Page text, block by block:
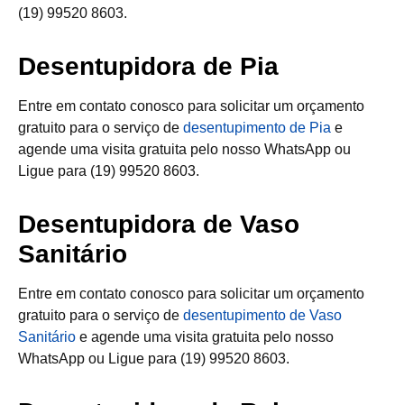
(19) 99520 8603.
Desentupidora de Pia
Entre em contato conosco para solicitar um orçamento
gratuito para o serviço de desentupimento de Pia e
agende uma visita gratuita pelo nosso WhatsApp ou
Ligue para (19) 99520 8603.
Desentupidora de Vaso
Sanitário
Entre em contato conosco para solicitar um orçamento
gratuito para o serviço de desentupimento de Vaso
Sanitário e agende uma visita gratuita pelo nosso
WhatsApp ou Ligue para (19) 99520 8603.